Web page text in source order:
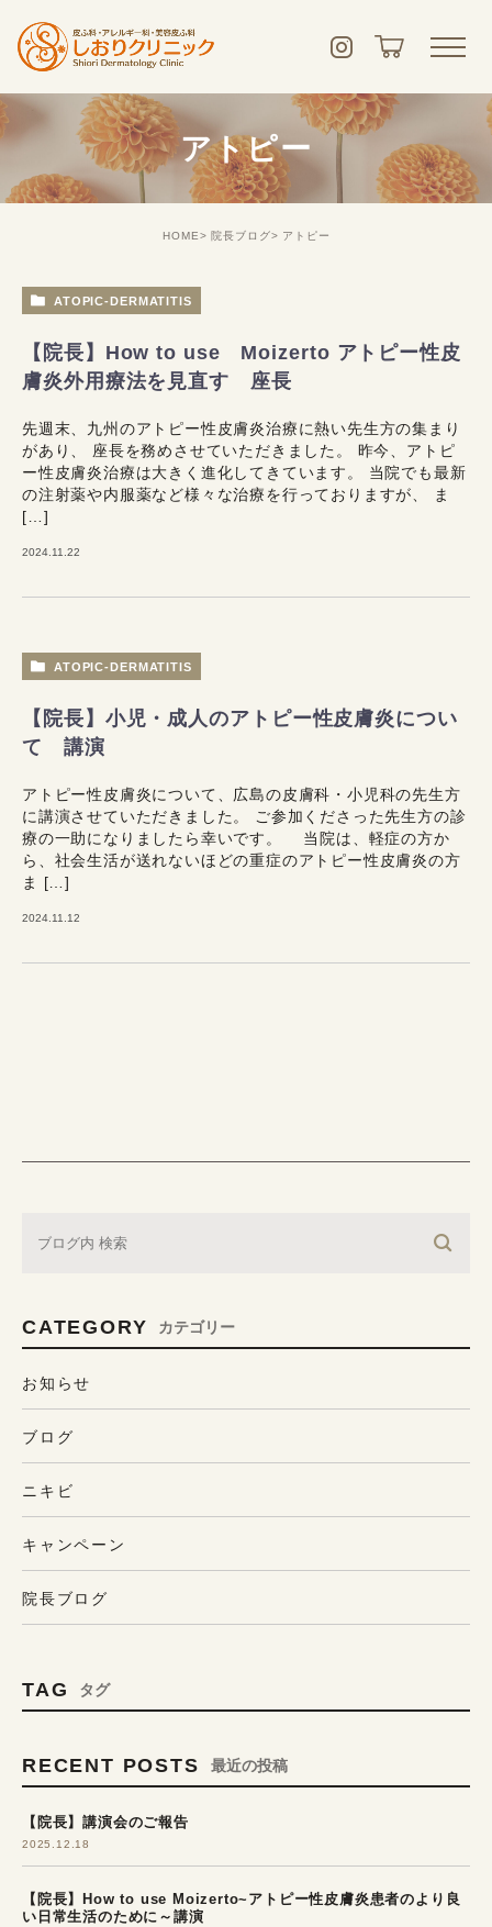
アトピー
HOME 院長ブログ アトピー
ATOPIC-DERMATITIS
【院長】How to use Moizerto アトピー性皮
膚炎外用療法を見直す 座長
先週末、九州のアトピー性皮膚炎治療に熱い先生方の集まり
があり、 座長を務めさせていただきました。 昨今、アトピ
ー性皮膚炎治療は大きく進化してきています。 当院でも最新
の注射薬や内服薬など様々な治療を行っておりますが、 ま
[…]
2024.11.22
ATOPIC-DERMATITIS
【院長】小児・成人のアトピー性皮膚炎につい
て 講演
アトピー性皮膚炎について、広島の皮膚科・小児科の先生方
に講演させていただきました。 ご参加くださった先生方の診
療の一助になりましたら幸いです。 当院は、軽症の方か
ら、社会生活が送れないほどの重症のアトピー性皮膚炎の方
ま […]
2024.11.12
CATEGORY カテゴリー
お知らせ
ブログ
キャンペーン
ニキビ
院長ブログ
TAG タグ
RECENT POSTS 最近の投稿
【院長】講演会のご報告
2025.12.18
【院長】How to use Moizerto~アトピー性皮膚炎患者のより良
い日常生活のために～講演